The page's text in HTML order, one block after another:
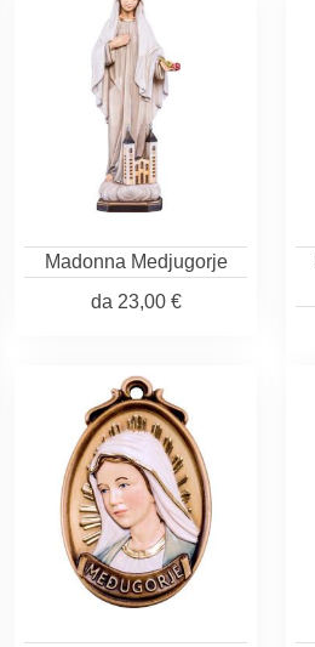
Madonna Medjugorje
da 23,00 €